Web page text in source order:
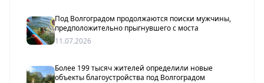
Под Волгоградом продолжаются поиски мужчины,
предположительно прыгнувшего с моста
11.07.2026
Более 199 тысяч жителей определили новые
объекты благоустройства под Волгоградом